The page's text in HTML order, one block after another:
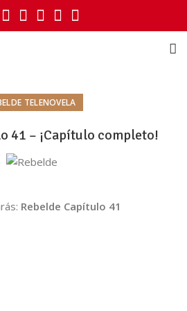
TELENOVELA
41 – ¡Capítulo completo!
Rebelde Capítulo 41